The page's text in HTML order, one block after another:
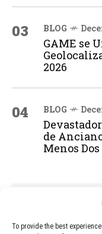
To provide the best
03 BLOG
GAME se
2026
04 BLOG
de
Menos